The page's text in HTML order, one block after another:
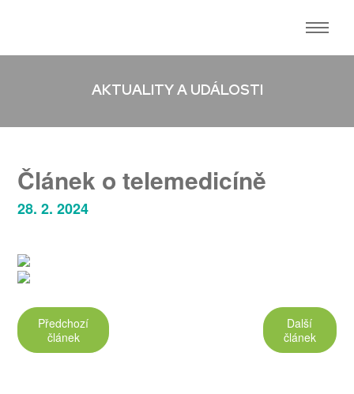
AKTUALITY A UDÁLOSTI
Článek o telemedicíně
28. 2. 2024
Další
článek
Předchozí
článek